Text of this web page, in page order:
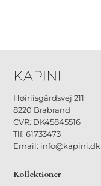
Høiriisgårdsvej 211
8220 Brabrand
CVR: DK45845516
Tlf: 61733473
Email: info@kapini.dk
Kollektioner